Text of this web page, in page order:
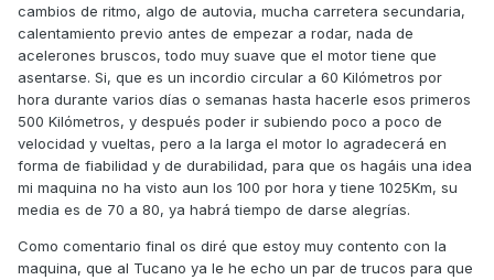
cambios de ritmo, algo de autovia, mucha carretera secundaria,
calentamiento previo antes de empezar a rodar, nada de
acelerones bruscos, todo muy suave que el motor tiene que
asentarse. Si, que es un incordio circular a 60 Kilómetros por
hora durante varios días o semanas hasta hacerle esos primeros
500 Kilómetros, y después poder ir subiendo poco a poco de
velocidad y vueltas, pero a la larga el motor lo agradecerá en
forma de fiabilidad y de durabilidad, para que os hagáis una idea
mi maquina no ha visto aun los 100 por hora y tiene 1025Km, su
media es de 70 a 80, ya habrá tiempo de darse alegrías.
Como comentario final os diré que estoy muy contento con la
maquina, que al Tucano ya le he echo un par de trucos para que